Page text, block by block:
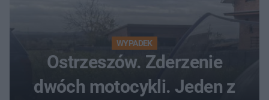
WYPADEK
Ostrzeszów. Zderzenie
dwóch motocykli. Jeden z